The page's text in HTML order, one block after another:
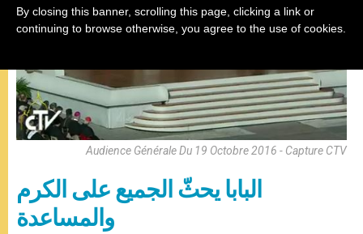
Audience Générale Du 19 Octobre 2016 - Capture CTV
البابا يحثّ الجميع على الكرم
والمساعدة
By closing this banner, scrolling this page, clicking a link or
continuing to browse otherwise, you agree to the use of cookies.